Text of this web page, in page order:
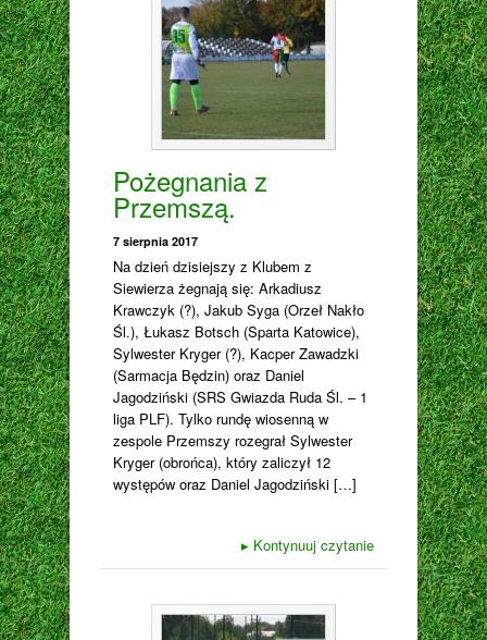
Pożegnania z
Przemszą.
7 sierpnia 2017
Na dzień dzisiejszy z Klubem z
Siewierza żegnają się: Arkadiusz
Krawczyk (?), Jakub Syga (Orzeł Nakło
Śl.), Łukasz Botsch (Sparta Katowice),
Sylwester Kryger (?), Kacper Zawadzki
(Sarmacja Będzin) oraz Daniel
Jagodziński (SRS Gwiazda Ruda Śl. – 1
liga PLF). Tylko rundę wiosenną w
zespole Przemszy rozegrał Sylwester
Kryger (obrońca), który zaliczył 12
występów oraz Daniel Jagodziński […]
▸ Kontynuuj czytanie